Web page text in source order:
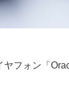
フォン「